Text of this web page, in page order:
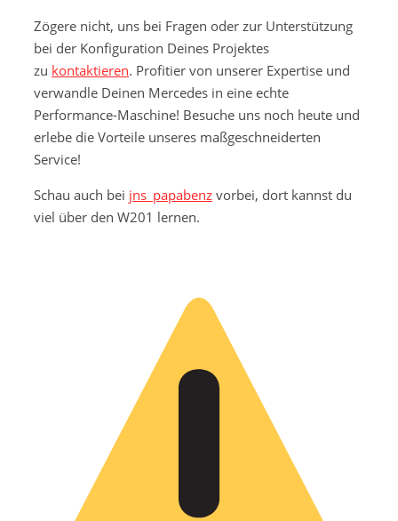
Zögere nicht, uns bei Fragen oder zur Unterstützung
bei der Konfiguration Deines Projektes
zu kontaktieren. Profitier von unserer Expertise und
verwandle Deinen Mercedes in eine echte
Performance-Maschine! Besuche uns noch heute und
erlebe die Vorteile unseres maßgeschneiderten
Service!
Schau auch bei jns_papabenz vorbei, dort kannst du
viel über den W201 lernen.